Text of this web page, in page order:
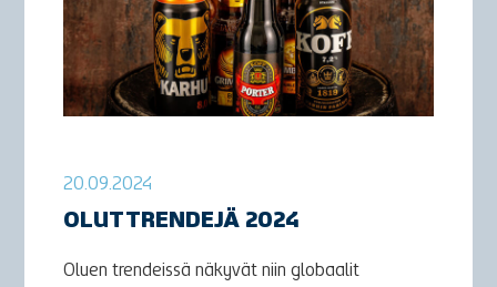
20.09.2024
OLUTTRENDEJÄ 2024
Oluen trendeissä näkyvät niin globaalit